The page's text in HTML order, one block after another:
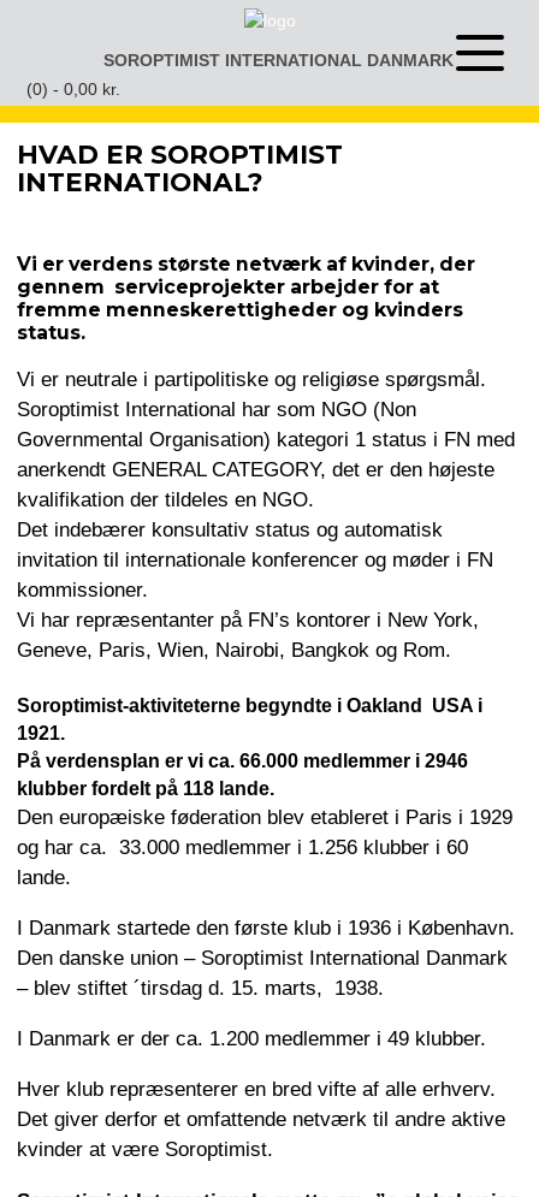
SOROPTIMIST INTERNATIONAL DANMARKÅben
menu
(0) - 0,00 kr.
HVAD ER SOROPTIMIST
INTERNATIONAL?
Vi er verdens største netværk af kvinder, der
gennem serviceprojekter arbejder for at
fremme menneskerettigheder og kvinders
status.
Vi er neutrale i partipolitiske og religiøse spørgsmål.
Soroptimist International har som NGO (Non
Governmental Organisation) kategori 1 status i FN med
anerkendt GENERAL CATEGORY, det er den højeste
kvalifikation der tildeles en NGO.
Det indebærer konsultativ status og automatisk
invitation til internationale konferencer og møder i FN
kommissioner.
Vi har repræsentanter på FN’s kontorer i New York,
Geneve, Paris, Wien, Nairobi, Bangkok og Rom.
Soroptimist-aktiviteterne begyndte i Oakland USA i
1921.
På verdensplan er vi ca. 66.000 medlemmer i 2946
klubber fordelt på 118 lande.
Den europæiske føderation blev etableret i Paris i 1929
og har ca. 33.000 medlemmer i 1.256 klubber i 60
lande.
I Danmark startede den første klub i 1936 i København.
Den danske union – Soroptimist International Danmark
– blev stiftet ´tirsdag d. 15. marts, 1938.
I Danmark er der ca. 1.200 medlemmer i 49 klubber.
Hver klub repræsenterer en bred vifte af alle erhverv.
Det giver derfor et omfattende netværk til andre aktive
kvinder at være Soroptimist.